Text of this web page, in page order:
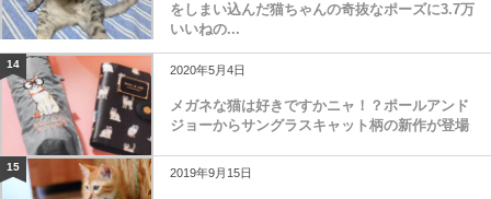
をしまい込んだ猫ちゃんの奇抜なポーズに3.7万
いいねの...
14 2020年5月4日
メガネな猫は好きですかニャ！？ポールアンド
ジョーからサングラスキャット柄の新作が登場
15 2019年9月15日